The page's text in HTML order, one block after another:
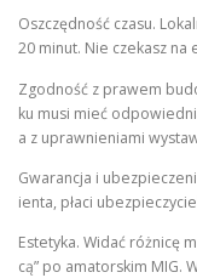
Oszczędność czasu.
20 minut. Nie czekasz na
Zgodność z prawem
ku musi mieć
a z uprawnieniami
Gwarancja i
ienta, płaci
Estetyka. Widać różnicę
cą” po amatorskim MIG.